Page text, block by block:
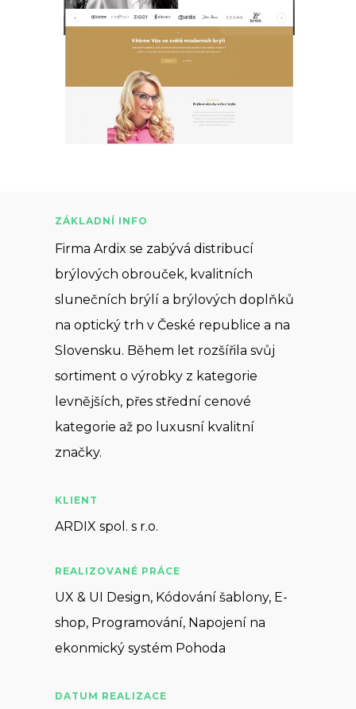
ZÁKLADNÍ INFO
Firma Ardix se zabývá distribucí
brýlových obrouček, kvalitních
slunečních brýlí a brýlových doplňků
na optický trh v České republice a na
Slovensku. Během let rozšířila svůj
sortiment o výrobky z kategorie
levnějších, přes střední cenové
kategorie až po luxusní kvalitní
značky.
KLIENT
ARDIX spol. s r.o.
REALIZOVANÉ PRÁCE
UX & UI Design, Kódování šablony, E-
shop, Programování, Napojení na
ekonmický systém Pohoda
DATUM REALIZACE